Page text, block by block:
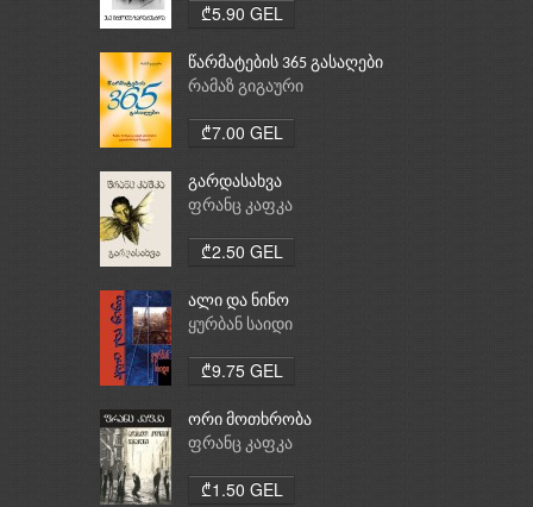
₾5.90 GEL
წარმატების 365 გასაღები
რამაზ გიგაური
₾7.00 GEL
გარდასახვა
ფრანც კაფკა
₾2.50 GEL
ალი და ნინო
ყურბან საიდი
₾9.75 GEL
ორი მოთხრობა
ფრანც კაფკა
₾1.50 GEL